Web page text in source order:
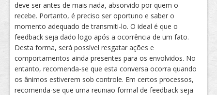
deve ser antes de mais nada, absorvido por quem o
recebe. Portanto, é preciso ser oportuno e saber o
momento adequado de transmiti-lo. O ideal é que o
feedback seja dado logo após a ocorrência de um fato.
Desta forma, será possível resgatar ações e
comportamentos ainda presentes para os envolvidos. No
entanto, recomenda-se que esta conversa ocorra quando
os ânimos estiverem sob controle. Em certos processos,
recomenda-se que uma reunião formal de feedback seja